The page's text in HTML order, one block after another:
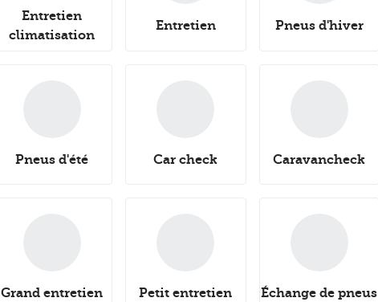
Entretien
climatisation
Entretien Pneus d'hiver
Pneus d'été Car check Caravancheck
Grand entretien Petit entretien Échange de pneus